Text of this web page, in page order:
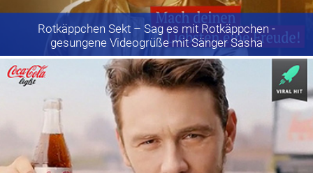
Rotkäppchen Sekt – Sag es mit Rotkäppchen -
gesungene Videogrüße mit Sänger Sasha